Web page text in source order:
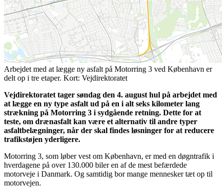
Arbejdet med at lægge ny asfalt på Motorring 3 ved København er
delt op i tre etaper. Kort: Vejdirektoratet
Vejdirektoratet tager søndag den 4. august hul på arbejdet med
at lægge en ny type asfalt ud på en i alt seks kilometer lang
strækning på Motorring 3 i sydgående retning. Dette for at
teste, om drænasfalt kan være et alternativ til andre typer
asfaltbelægninger, når der skal findes løsninger for at reducere
trafikstøjen yderligere.
Motorring 3, som løber vest om København, er med en døgntrafik i
hverdagene på over 130.000 biler en af de mest befærdede
motorveje i Danmark. Og samtidig bor mange mennesker tæt op til
motorvejen.